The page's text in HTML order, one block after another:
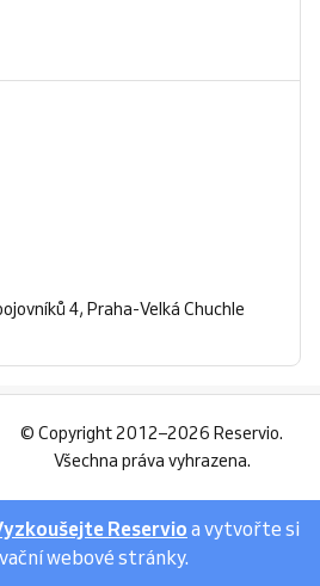
4, Praha-Velká Chuchle
© Copyright 2012–2026 Reservio.
Všechna práva vyhrazena.
Reservioa vytvořte si
webové stránky.